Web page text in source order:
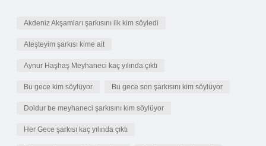
Akdeniz Akşamları şarkısını ilk kim söyledi
Ateşteyim şarkısı kime ait
Aynur Haşhaş Meyhaneci kaç yılında çıktı
Bu gece kim söylüyor Bu gece son şarkısını kim söylüyor
Doldur be meyhaneci şarkısını kim söylüyor
Her Gece şarkısı kaç yılında çıktı